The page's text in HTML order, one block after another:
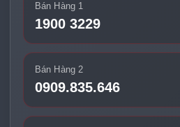
Bán Hàng 1
1900 3229
Bán Hàng 2
0909.835.646